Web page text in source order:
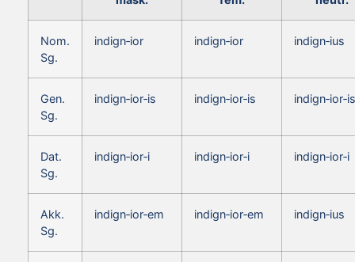
Nom.
Sg.
indign‑ior indign‑ior indign‑ius
Gen.
Sg.
indign‑ior‑is indign‑ior‑is indign‑ior‑is
Dat.
Sg.
indign‑ior‑i indign‑ior‑i indign‑ior‑i
Akk.
Sg.
indign‑ior‑em indign‑ior‑em indign‑ius